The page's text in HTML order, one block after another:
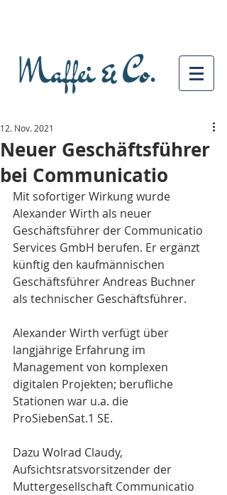
Neuer Geschäftsführer
bei Communicatio
12. Nov. 2021
Mit sofortiger Wirkung wurde
Alexander Wirth als neuer
Geschäftsführer der Communicatio
Services GmbH berufen. Er ergänzt
künftig den kaufmännischen
Geschäftsführer Andreas Buchner
als technischer Geschäftsführer.
Alexander Wirth verfügt über
langjährige Erfahrung im
Management von komplexen
digitalen Projekten; berufliche
Stationen war u.a. die
ProSiebenSat.1 SE.
Dazu Wolrad Claudy,
Aufsichtsratsvorsitzender der
Muttergesellschaft Communicatio